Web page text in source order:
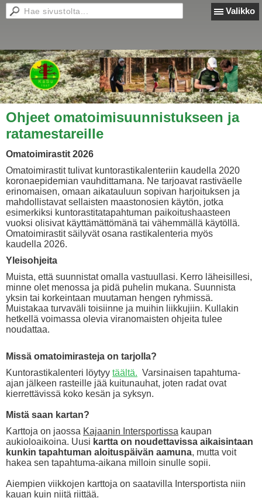
Valikko
Ohjeet omatoimisuunnistukseen ja
ratamestareille
Omatoimirastit 2026
Omatoimirastit tulivat kuntorastikalenteriin kaudella 2020
koronaepidemian vauhdittamana. Ne tarjoavat rastiväelle
erinomaisen, omaan aikatauluun sopivan harjoituksen ja
mahdollistavat sellaisten maastonosien käytön, jotka
esimerkiksi kuntorastitatapahtuman paikoitushaasteen
vuoksi olisivat käyttämättömänä tai vähemmällä käytöllä.
Omatoimirastit säilyvät osana rastikalenteria myös
kaudella 2026.
Yleisohjeita
Muista, että suunnistat omalla vastuullasi. Kerro läheisillesi,
minne olet menossa ja pidä puhelin mukana. Suunnista
yksin tai korkeintaan muutaman hengen ryhmissä.
Muistakaa turvaväli toisiinne ja muihin liikkujiin. Kullakin
hetkellä voimassa olevia viranomaisten ohjeita tulee
noudattaa.
Missä omatoimirasteja on tarjolla?
Kuntorastikalenteri löytyy täältä. Varsinaisen tapahtuma-
ajan jälkeen rasteille jää kuitunauhat, joten radat ovat
kierrettävissä koko kesän ja syksyn.
Mistä saan kartan?
Karttoja on jaossa Kajaanin Intersportissa kaupan
aukioloaikoina. Uusi kartta on noudettavissa aikaisintaan
kunkin tapahtuman aloituspäivän aamuna, mutta voit
hakea sen tapahtuma-aikana milloin sinulle sopii.
Aiempien viikkojen karttoja on saatavilla Intersportista niin
kauan kuin niitä riittää.